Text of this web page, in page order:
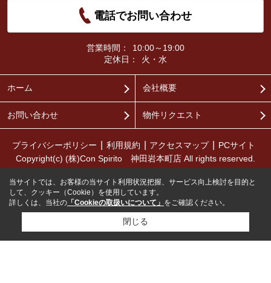
電話でお問い合わせ
営業時間：
10:00～19:00
定休日：
火・水
ホーム 会社概要
お問い合わせ 物件リクエスト
プライバシーポリシー 利用規約 アクセスマップ
PCサイト
Copyright(c) (株)Con Spirito 神田岩本町店 All rights reserved.
当サイトでは、お客様の当サイト利用状況把握、サービス向上検討を目的と
して、クッキー（Cookie）を使用しています。
詳しくは、当社の 「Cookieの取扱いについて」 をご確認ください。
閉じる